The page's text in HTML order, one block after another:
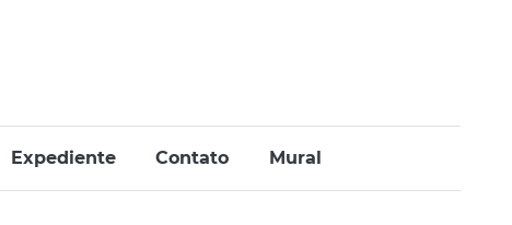
Expediente Contato Mural